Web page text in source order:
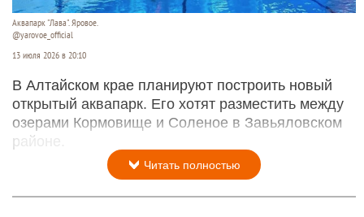
Аквапарк "Лава". Яровое.
@yarovoe_official
13 июля 2026 в 20:10
В Алтайском крае планируют построить новый
открытый аквапарк. Его хотят разместить между
озерами Кормовище и Соленое в Завьяловском
районе.
Читать полностью